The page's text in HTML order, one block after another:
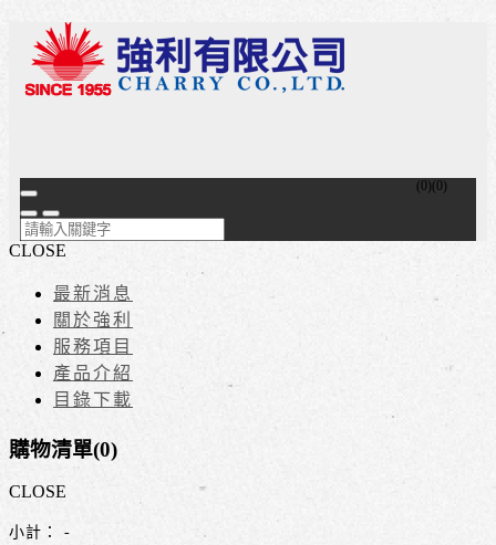
(0)(0)
CLOSE
最新消息
關於強利
服務項目
產品介紹
目錄下載
購物清單(0)
CLOSE
小計：
-